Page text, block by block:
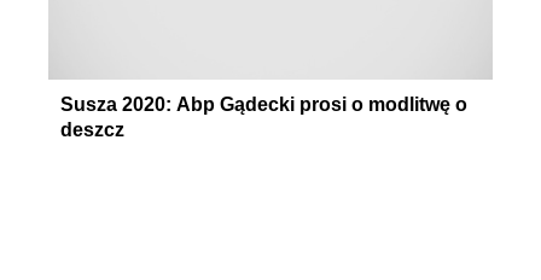
Susza 2020: Abp Gądecki prosi o modlitwę o
deszcz